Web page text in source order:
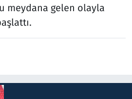
meydana gelen olayla